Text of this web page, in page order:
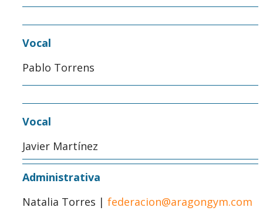
Vocal
Pablo Torrens
Vocal
Javier Martínez
Administrativa
Natalia Torres | federacion@aragongym.com